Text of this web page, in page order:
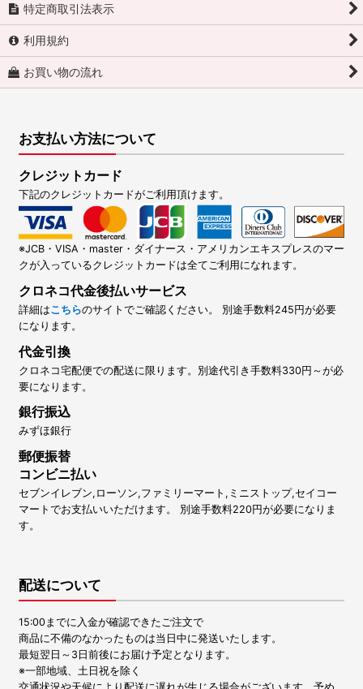
特定商取引法表示
利用規約
お買い物の流れ
お支払い方法について
クレジットカード
下記のクレジットカードがご利用頂けます。
※JCB・VISA・master・ダイナース・アメリカンエキスプレスのマー
クが入っているクレジットカードは全てご利用になれます。
クロネコ代金後払いサービス
詳細はこちらのサイトでご確認ください。 別途手数料245円が必要
になります。
代金引換
クロネコ宅配便での配送に限ります。別途代引き手数料330円～が必
要になります。
銀行振込
みずほ銀行
郵便振替
コンビニ払い
セブンイレブン,ローソン,ファミリーマート,ミニストップ,セイコー
マートでお支払いいただけます。 別途手数料220円が必要になりま
す。
配送について
15:00までに入金が確認できたご注文で
商品に不備のなかったものは当日中に発送いたします。
最短翌日～3日前後にお届け予定となります。
※一部地域、土日祝を除く